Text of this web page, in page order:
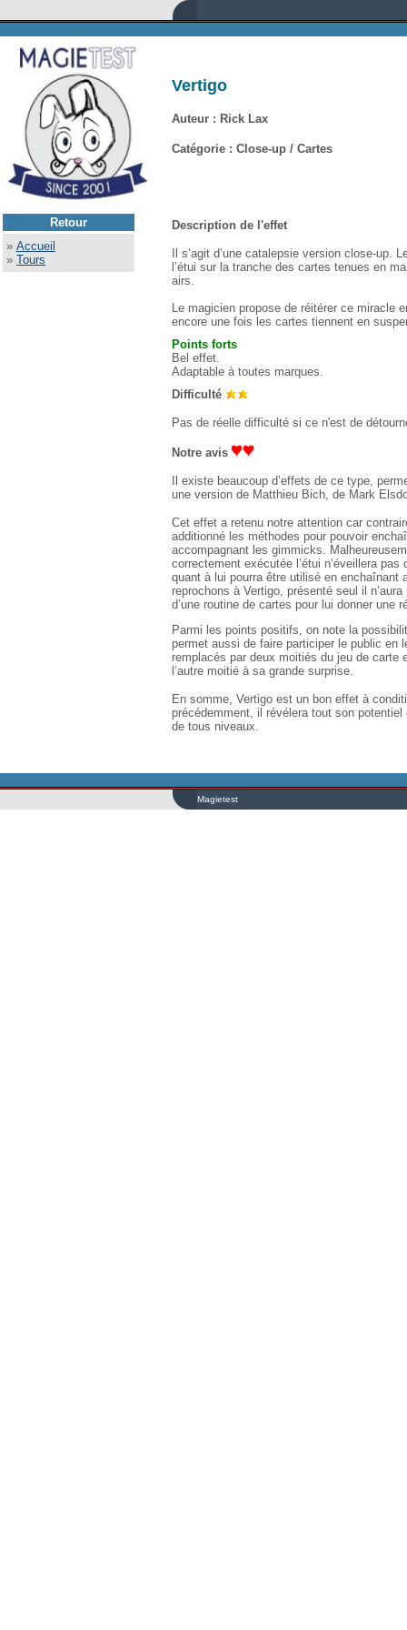
Retour
» Accueil
» Tours
Vertigo
Auteur : Rick Lax
Catégorie : Close-up / Cartes
Description de l'effet
Il s’agit d’une catalepsie version close-
l’étui sur la tranche des cartes tenues en
airs.
Le magicien propose de réitérer ce miracle
encore une fois les cartes tiennent en
Points forts
Bel effet.
Adaptable à toutes marques.
Difficulté
Pas de réelle difficulté si ce n'est de
Notre avis
Il existe beaucoup d’effets de ce type,
une version de Matthieu Bich, de Mark
Cet effet a retenu notre attention car
additionné les méthodes pour pouvoir
accompagnant les gimmicks.
correctement exécutée l’étui n’éveillera
quant à lui pourra être utilisé en enchaînant
reprochons à Vertigo, présenté seul il
d’une routine de cartes pour lui donner une
Parmi les points positifs, on note la
permet aussi de faire participer le public
remplacés par deux moitiés du jeu de carte
l’autre moitié à sa grande surprise.
En somme, Vertigo est un bon effet à
précédemment, il révélera tout son
de tous niveaux.
Magietest